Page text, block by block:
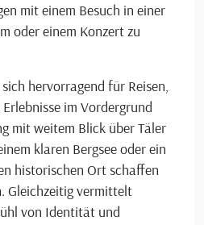
mit einem Besuch in einer
oder einem Konzert zu
hervorragend für Reisen,
im Vordergrund
mit weitem Blick über Täler
klaren Bergsee oder ein
historischen Ort schaffen
Gleichzeitig vermittelt
von Identität und